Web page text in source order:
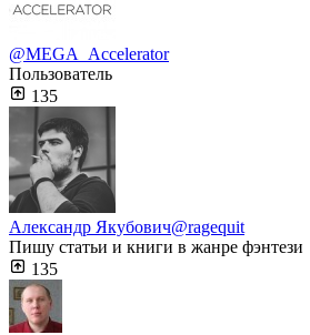
@MEGA_Accelerator
Пользователь
135
Александр Якубович@ragequit
Пишу статьи и книги в жанре фэнтези
135